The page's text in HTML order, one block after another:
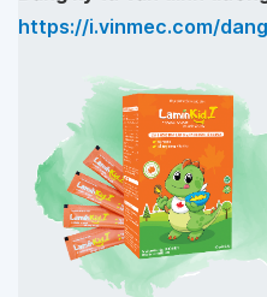
https://i.vinmec.com/